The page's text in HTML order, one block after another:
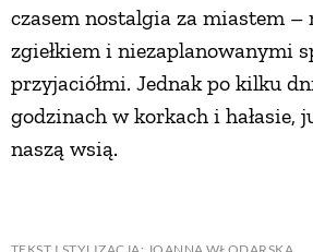
czasem nostalgia za miastem –
zgiełkiem i niezaplanowanymi
przyjaciółmi. Jednak po kilku
godzinach w korkach i hałasie,
naszą wsią.